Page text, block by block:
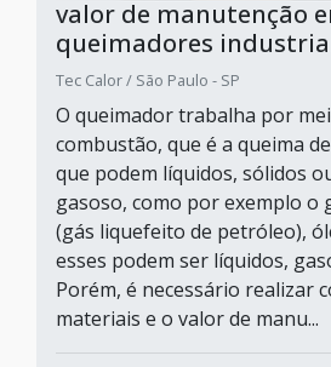
valor de manutenção
queimadores
Tec Calor / São Paulo - SP
O queimador trabalha por
combustão, que é a queima
que podem líquidos, sólidos
gasoso, como por exemplo o
(gás liquefeito de petróleo),
esses podem ser líquidos,
Porém, é necessário realizar
materiais e o valor de manu...